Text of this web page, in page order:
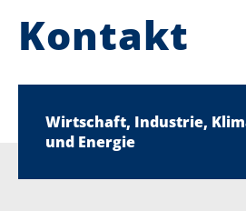
Kontakt
Wirtschaft, Industrie,
und Energie